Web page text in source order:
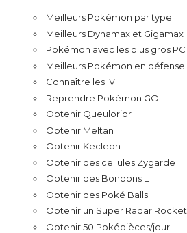
Meilleurs Pokémon par type
Meilleurs Dynamax et Gigamax
Pokémon avec les plus gros PC
Meilleurs Pokémon en défense
Connaître les IV
Reprendre Pokémon GO
Obtenir Queulorior
Obtenir Meltan
Obtenir Kecleon
Obtenir des cellules Zygarde
Obtenir des Bonbons L
Obtenir des Poké Balls
Obtenir un Super Radar Rocket
Obtenir 50 Poképièces/jour